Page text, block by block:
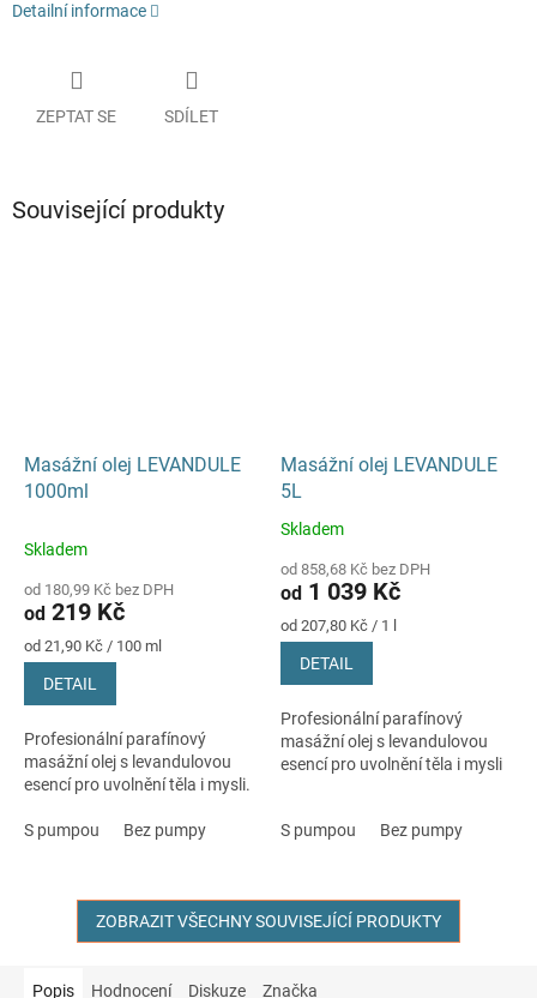
Detailní informace
ZEPTAT SE SDÍLET
Související produkty
Masážní olej LEVANDULE
1000ml
Skladem
od 180,99 Kč bez DPH
od 219 Kč
Měrná
cena:
od 21,90 Kč / 100 ml
DETAIL
Profesionální parafínový
masážní olej s levandulovou
esencí pro uvolnění těla i mysli.
S pumpou Bez pumpy
Masážní olej LEVANDULE
5L
Průměrné
produktu
je
5,0
z
Skladem
od 858,68 Kč bez DPH
od 1 039 Kč
Měrná
cena:
od 207,80 Kč / 1 l
DETAIL
Profesionální parafínový
masážní olej s levandulovou
esencí pro uvolnění těla i mysli
S pumpou Bez pumpy
ZOBRAZIT VŠECHNY SOUVISEJÍCÍ PRODUKTY
Popis Hodnocení Diskuze Značka